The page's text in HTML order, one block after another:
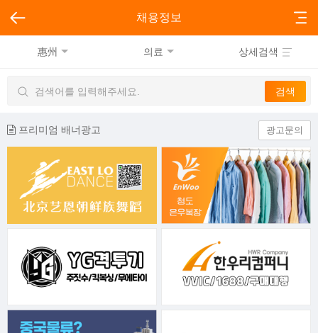
채용정보
惠州 의료 상세검색
프리미엄 배너광고 광고문의